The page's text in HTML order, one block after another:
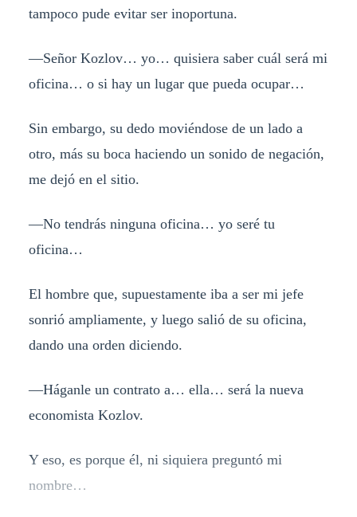
tampoco pude evitar ser inoportuna.
—Señor Kozlov… yo… quisiera saber cuál será mi
oficina… o si hay un lugar que pueda ocupar…
Sin embargo, su dedo moviéndose de un lado a
otro, más su boca haciendo un sonido de negación,
me dejó en el sitio.
—No tendrás ninguna oficina… yo seré tu
oficina…
El hombre que, supuestamente iba a ser mi jefe
sonrió ampliamente, y luego salió de su oficina,
dando una orden diciendo.
—Háganle un contrato a… ella… será la nueva
economista Kozlov.
Y eso, es porque él, ni siquiera preguntó mi
nombre…